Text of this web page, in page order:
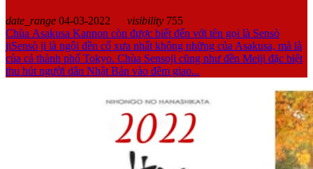
date_range 04-03-2022 visibility 755
Chùa Asakusa Kannon còn được biết đến với tên gọi là Sensò
jiSensò ji là ngôi đền cổ xưa nhất không những của Asakusa, mà là
của cả thành phố Tokyo. Chùa Sensoji cũng như đền Meiji đặc biệt
thu hút người dân Nhật Bản vào đêm giao...